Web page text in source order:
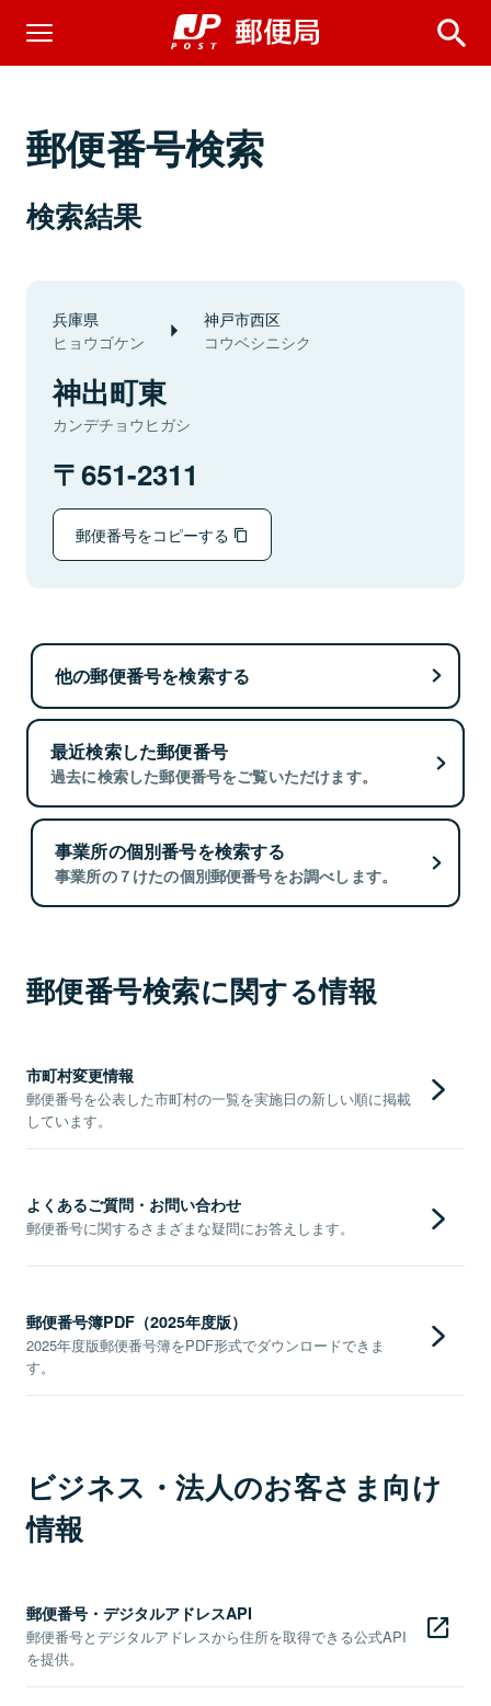
郵便番号検索
検索結果
兵庫県
ヒョウゴケン
神戸市西区
コウベシニシク
神出町東
カンデチョウヒガシ
651-2311
郵便番号をコピーする
他の郵便番号を検索する
最近検索した郵便番号
過去に検索した郵便番号をご覧いただけます。
事業所の個別番号を検索する
事業所の７けたの個別郵便番号をお調べします。
郵便番号検索に関する情報
市町村変更情報
郵便番号を公表した市町村の一覧を実施日の新しい順に掲載
しています。
よくあるご質問・お問い合わせ
郵便番号に関するさまざまな疑問にお答えします。
郵便番号簿PDF（2025年度版）
2025年度版郵便番号簿をPDF形式でダウンロードできま
す。
ビジネス・法人のお客さま向け
情報
郵便番号・デジタルアドレスAPI
郵便番号とデジタルアドレスから住所を取得できる公式API
を提供。